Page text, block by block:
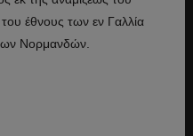
έθνους των εν Γαλλία
Νορμανδών.